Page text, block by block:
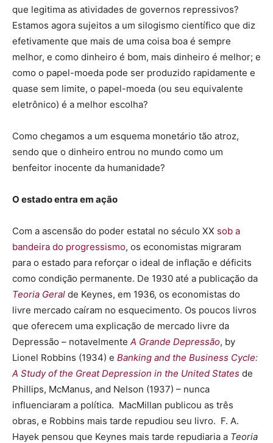
que legitima as atividades de governos repressivos?
Estamos agora sujeitos a um silogismo científico que diz
efetivamente que mais de uma coisa boa é sempre
melhor, e como dinheiro é bom, mais dinheiro é melhor; e
como o papel-moeda pode ser produzido rapidamente e
quase sem limite, o papel-moeda (ou seu equivalente
eletrônico) é a melhor escolha?
Como chegamos a um esquema monetário tão atroz,
sendo que o dinheiro entrou no mundo como um
benfeitor inocente da humanidade?
O estado entra em ação
Com a ascensão do poder estatal no século XX sob a
bandeira do progressismo, os economistas migraram
para o estado para reforçar o ideal de inflação e déficits
como condição permanente. De 1930 até a publicação da
Teoria Geral de Keynes, em 1936, os economistas do
livre mercado caíram no esquecimento. Os poucos livros
que oferecem uma explicação de mercado livre da
Depressão – notavelmente A Grande Depressão, by
Lionel Robbins (1934) e Banking and the Business Cycle:
A Study of the Great Depression in the United States de
Phillips, McManus, and Nelson (1937) – nunca
influenciaram a política. MacMillan publicou as três
obras, e Robbins mais tarde repudiou seu livro. F. A.
Hayek pensou que Keynes mais tarde repudiaria a Teoria